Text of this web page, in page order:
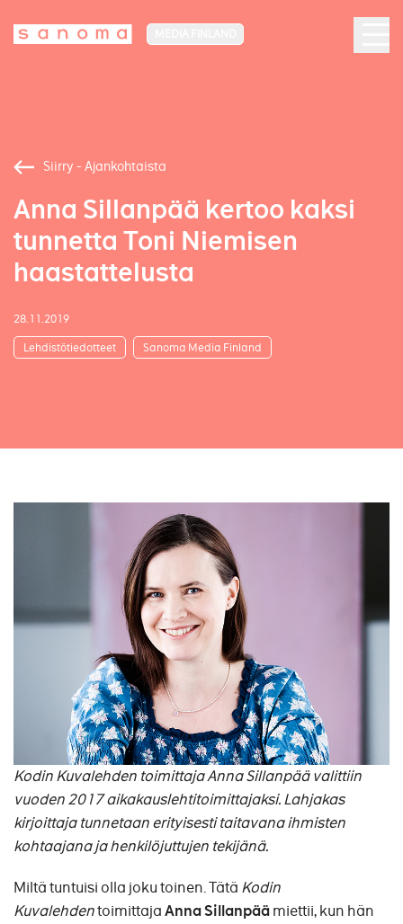
Siirry - Ajankohtaista
Anna Sillanpää kertoo kaksi
tunnetta Toni Niemisen
haastattelusta
28.11.2019
Lehdistötiedotteet Sanoma Media Finland
Kodin Kuvalehden toimittaja Anna Sillanpää valittiin
vuoden 2017 aikakauslehtitoimittajaksi. Lahjakas
kirjoittaja tunnetaan erityisesti taitavana ihmisten
kohtaajana ja henkilöjuttujen tekijänä.
Miltä tuntuisi olla joku toinen. Tätä Kodin
KuvalehdentoimittajaAnna Sillanpäämiettii, kun hän